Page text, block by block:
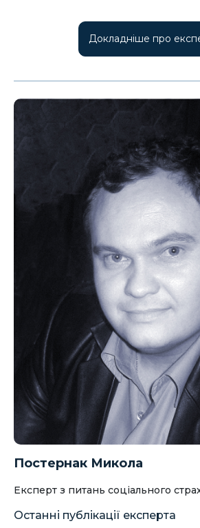
Докладніше про
Постернак Микола
Експерт з питань соціального
Останні публікації експерта